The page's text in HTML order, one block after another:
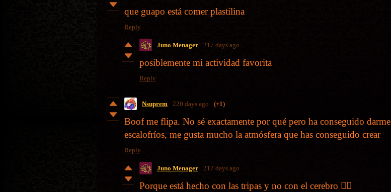
que guapo está comer plastilina
Reply
Juno Menager 217 days ago
posiblemente mi actividad favorita
Reply
Nsuprem 220 days ago (+1)
Boof me flipa. No sé exactamente por qué pero ha conseguido darme
escalofríos, me gusta mucho la atmósfera que has conseguido crear
Reply
Juno Menager 217 days ago
Porque está hecho con las tripas y no con el cerebro 🙂‍↕️